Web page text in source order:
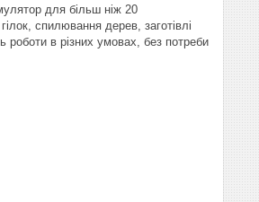
для більш ніж 20
спилювання дерев, заготівлі
роботи в різних умовах, без потреби